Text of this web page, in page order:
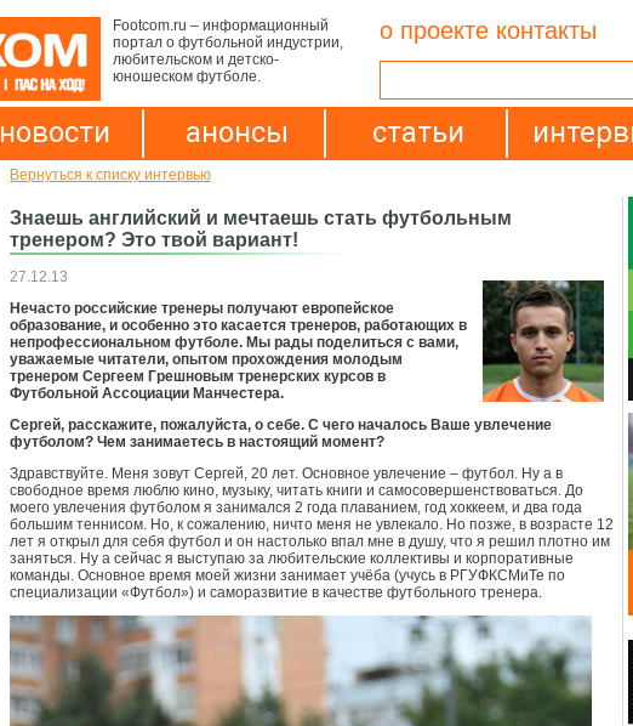
Footcom.ru – информационный
портал о футбольной индустрии,
любительском и детско-
юношеском футболе.
о проекте контакты
новости анонсы статьи
Вернуться к списку интервью
Знаешь английский и мечтаешь стать футбольным
тренером? Это твой вариант!
27.12.13
Нечасто российские тренеры получают европейское
образование, и особенно это касается тренеров, работающих в
непрофессиональном футболе. Мы рады поделиться с вами,
уважаемые читатели, опытом прохождения молодым
тренером Сергеем Грешновым тренерских курсов в
Футбольной Ассоциации Манчестера.
Сергей, расскажите, пожалуйста, о себе. С чего началось Ваше увлечение
футболом? Чем занимаетесь в настоящий момент?
Здравствуйте. Меня зовут Сергей, 20 лет. Основное увлечение – футбол. Ну а в
свободное время люблю кино, музыку, читать книги и самосовершенствоваться. До
моего увлечения футболом я занимался 2 года плаванием, год хоккеем, и два года
большим теннисом. Но, к сожалению, ничто меня не увлекало. Но позже, в возрасте 12
лет я открыл для себя футбол и он настолько впал мне в душу, что я решил плотно им
заняться. Ну а сейчас я выступаю за любительские коллективы и корпоративные
команды. Основное время моей жизни занимает учёба (учусь в РГУФКСМиТе по
специализации «Футбол») и саморазвитие в качестве футбольного тренера.